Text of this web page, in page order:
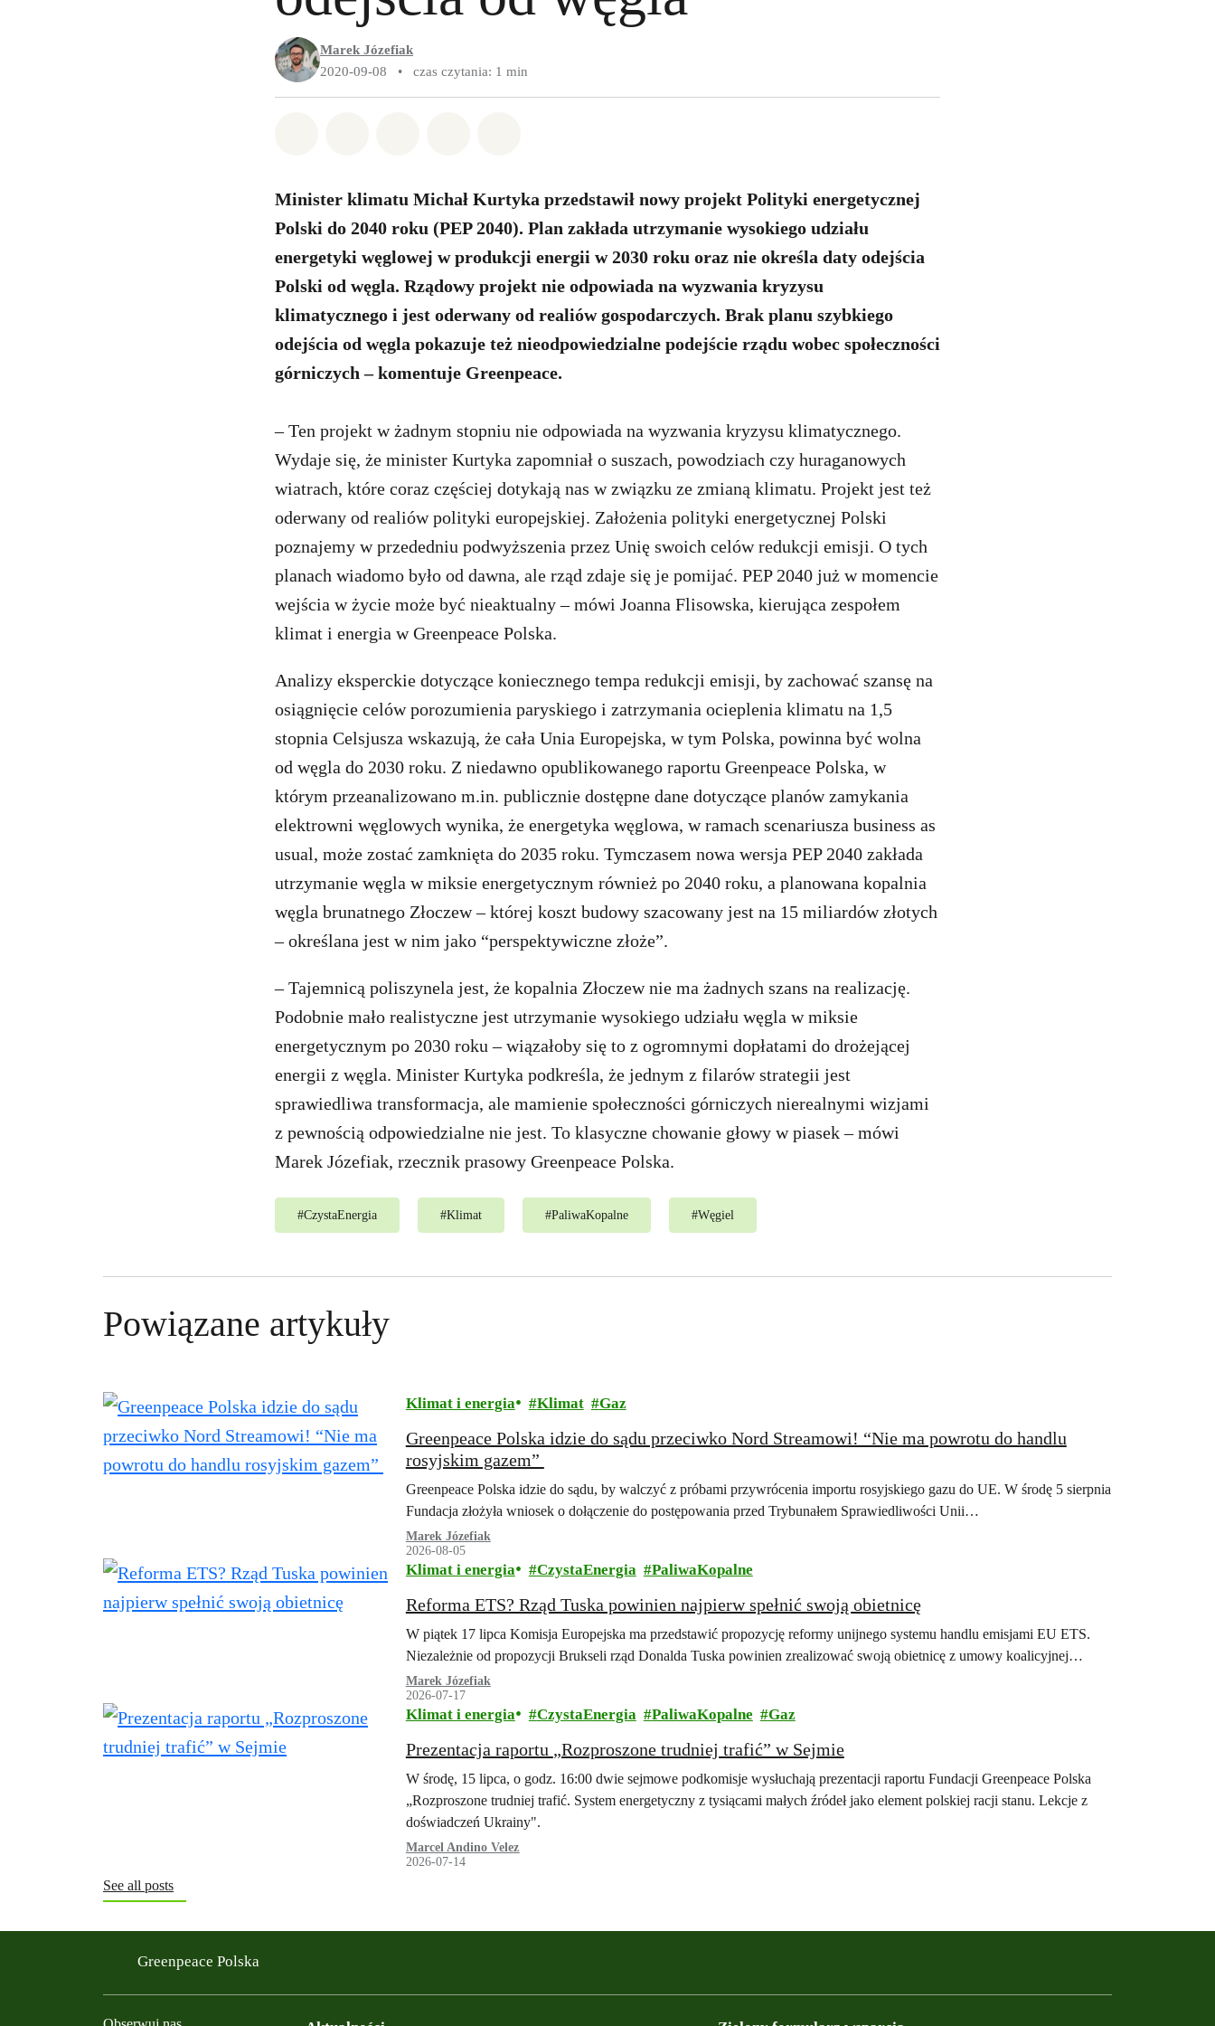
Marek Józefiak
2020-09-08
• czas czytania: 1 min
Minister klimatu Michał Kurtyka przedstawił nowy projekt Polityki energetycznej
Polski do 2040 roku (PEP 2040). Plan zakłada utrzymanie wysokiego udziału
energetyki węglowej w produkcji energii w 2030 roku oraz nie określa daty odejścia
Polski od węgla. Rządowy projekt nie odpowiada na wyzwania kryzysu
klimatycznego i jest oderwany od realiów gospodarczych. Brak planu szybkiego
odejścia od węgla pokazuje też nieodpowiedzialne podejście rządu wobec społeczności
górniczych – komentuje Greenpeace.
– Ten projekt w żadnym stopniu nie odpowiada na wyzwania kryzysu klimatycznego.
Wydaje się, że minister Kurtyka zapomniał o suszach, powodziach czy huraganowych
wiatrach, które coraz częściej dotykają nas w związku ze zmianą klimatu. Projekt jest też
oderwany od realiów polityki europejskiej. Założenia polityki energetycznej Polski
poznajemy w przededniu podwyższenia przez Unię swoich celów redukcji emisji. O tych
planach wiadomo było od dawna, ale rząd zdaje się je pomijać. PEP 2040 już w momencie
wejścia w życie może być nieaktualny – mówi Joanna Flisowska, kierująca zespołem
klimat i energia w Greenpeace Polska.
Analizy eksperckie dotyczące koniecznego tempa redukcji emisji, by zachować szansę na
osiągnięcie celów porozumienia paryskiego i zatrzymania ocieplenia klimatu na 1,5
stopnia Celsjusza wskazują, że cała Unia Europejska, w tym Polska, powinna być wolna
od węgla do 2030 roku. Z niedawno opublikowanego raportu Greenpeace Polska, w
którym przeanalizowano m.in. publicznie dostępne dane dotyczące planów zamykania
elektrowni węglowych wynika, że energetyka węglowa, w ramach scenariusza business as
usual, może zostać zamknięta do 2035 roku. Tymczasem nowa wersja PEP 2040 zakłada
utrzymanie węgla w miksie energetycznym również po 2040 roku, a planowana kopalnia
węgla brunatnego Złoczew – której koszt budowy szacowany jest na 15 miliardów złotych
– określana jest w nim jako “perspektywiczne złoże”.
– Tajemnicą poliszynela jest, że kopalnia Złoczew nie ma żadnych szans na realizację.
Podobnie mało realistyczne jest utrzymanie wysokiego udziału węgla w miksie
energetycznym po 2030 roku – wiązałoby się to z ogromnymi dopłatami do drożejącej
energii z węgla. Minister Kurtyka podkreśla, że jednym z filarów strategii jest
sprawiedliwa transformacja, ale mamienie społeczności górniczych nierealnymi wizjami
z pewnością odpowiedzialne nie jest. To klasyczne chowanie głowy w piasek – mówi
Marek Józefiak, rzecznik prasowy Greenpeace Polska.
#CzystaEnergia #Klimat #PaliwaKopalne #Węgiel
Powiązane artykuły
Klimat i energia Klimat Gaz
Greenpeace Polska idzie do sądu przeciwko Nord Streamowi! “Nie ma powrotu do handlu
rosyjskim gazem”
Greenpeace Polska idzie do sądu, by walczyć z próbami przywrócenia importu rosyjskiego gazu do UE. W środę 5 sierpnia
Fundacja złożyła wniosek o dołączenie do postępowania przed Trybunałem Sprawiedliwości Unii…
Marek Józefiak
2026-08-05
Klimat i energia CzystaEnergia PaliwaKopalne
Reforma ETS? Rząd Tuska powinien najpierw spełnić swoją obietnicę
W piątek 17 lipca Komisja Europejska ma przedstawić propozycję reformy unijnego systemu handlu emisjami EU ETS.
Niezależnie od propozycji Brukseli rząd Donalda Tuska powinien zrealizować swoją obietnicę z umowy koalicyjnej…
Marek Józefiak
2026-07-17
Klimat i energia CzystaEnergia PaliwaKopalne Gaz
Prezentacja raportu „Rozproszone trudniej trafić” w Sejmie
W środę, 15 lipca, o godz. 16:00 dwie sejmowe podkomisje wysłuchają prezentacji raportu Fundacji Greenpeace Polska
„Rozproszone trudniej trafić. System energetyczny z tysiącami małych źródeł jako element polskiej racji stanu. Lekcje z
doświadczeń Ukrainy".
Marcel Andino Velez
2026-07-14
See all posts
Greenpeace Polska